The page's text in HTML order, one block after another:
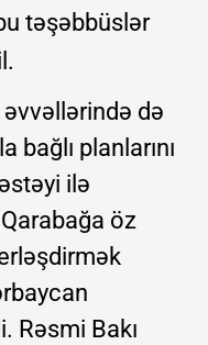
təşəbbüslər
də
bağlı planlarını
ilə
öz
Rəsmi Bakı